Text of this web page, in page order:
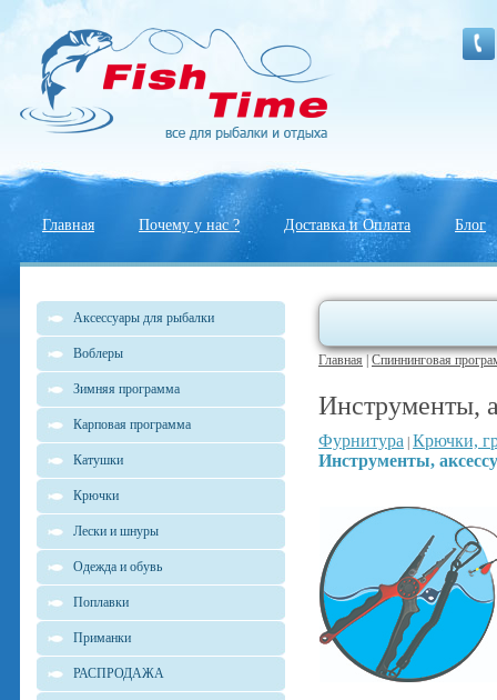
Главная Почему у нас ? Доставка и Оплата Блог
Аксессуары для рыбалки
Воблеры
Зимняя программа
Карповая программа
Катушки
Крючки
Лески и шнуры
Одежда и обувь
Поплавки
Приманки
РАСПРОДАЖА
Главная Спиннинговая
Инструменты,
Фурнитура Крючки,
Инструменты,